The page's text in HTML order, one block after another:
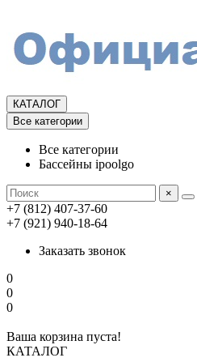
КАТАЛОГ
Все категории
Все категории
Бассейны ipoolgo
×
+7 (812) 407-37-60
+7 (921) 940-18-64
Заказать звонок
0
0
0
Ваша корзина пуста!
КАТАЛОГ